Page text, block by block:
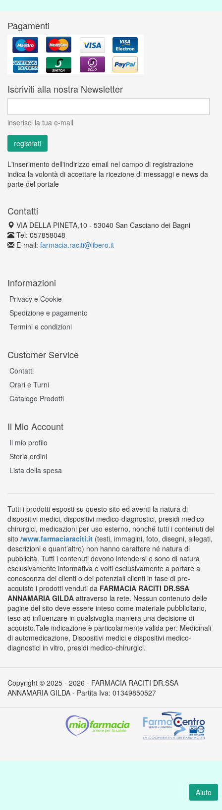
Pagamenti
Iscriviti alla nostra Newsletter
inserisci la tua e-mail
L'inserimento dell'indirizzo email nel campo di registrazione
indica la volontà di accettare la ricezione di messaggi e news da
parte del portale
Contatti
VIA DELLA PINETA,10 - 53040 San Casciano dei Bagni
Tel: 057858048
E-mail: farmacia.raciti@libero.it
Informazioni
Privacy e Cookie
Spedizione e pagamento
Termini e condizioni
Customer Service
Contatti
Orari e Turni
Catalogo Prodotti
Il Mio Account
Il mio profilo
Storia ordini
Lista della spesa
Tutti i prodotti esposti su questo sito ed aventi la natura di
dispositivi medici, dispositivi medico-diagnostici, presidi medico
chirurgici, medicazioni per uso esterno, nonché tutti i contenuti del
sito /www.farmaciaraciti.it (testi, immagini, foto, disegni, allegati,
descrizioni e quant’altro) non hanno carattere né natura di
pubblicità. Tutti i contenuti devono intendersi e sono di natura
esclusivamente informativa e volti esclusivamente a portare a
conoscenza dei clienti o dei potenziali clienti in fase di pre-
acquisto i prodotti venduti da FARMACIA RACITI DR.SSA
ANNAMARIA GILDA attraverso la rete. Nessun contenuto delle
pagine del sito deve essere inteso come materiale pubblicitario,
teso ad influenzare in qualsivoglia maniera una decisione di
acquisto.Tale indicazione è particolarmente valida per: Medicinali
di automedicazione, Dispositivi medici e dispositivi medico-
diagnostici in vitro, presidi medico-chirurgici.
Copyright © 2025 - 2026 - FARMACIA RACITI DR.SSA
ANNAMARIA GILDA - Partita Iva: 01349850527